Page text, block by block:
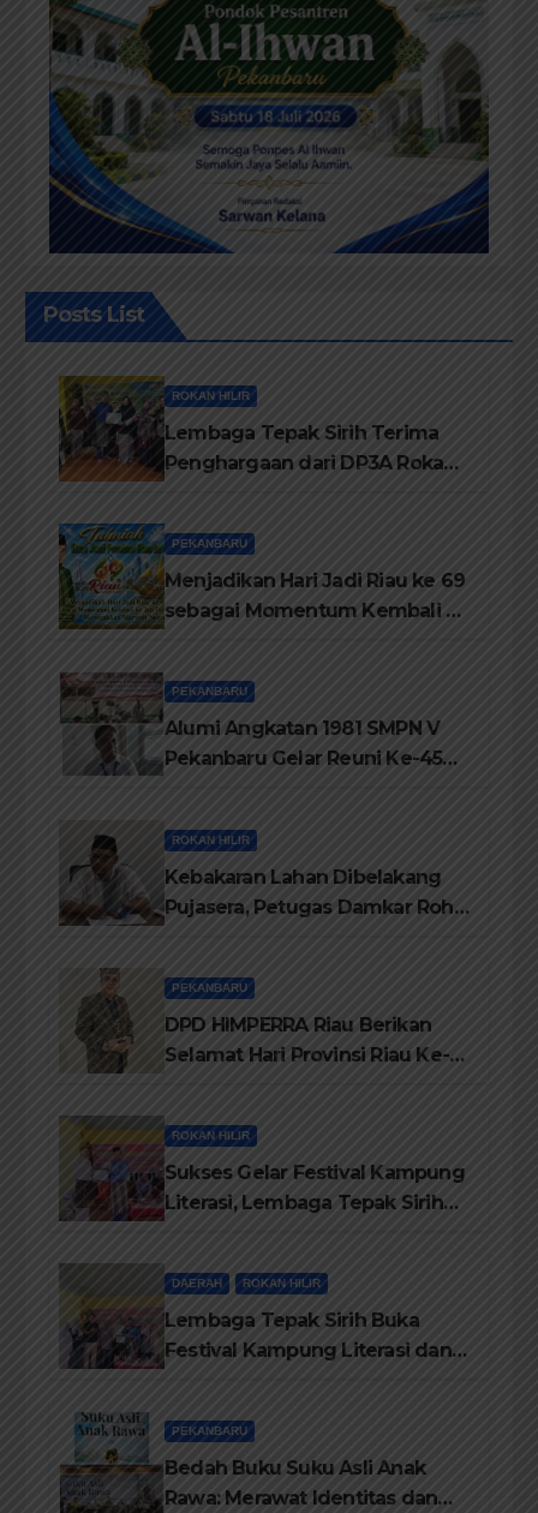
Posts List
ROKAN HILIR
Lembaga Tepak Sirih Terima
Penghargaan dari DP3A Rokan
PEKANBARU
Menjadikan Hari Jadi Riau ke 69
sebagai Momentum Kembali ke
PEKANBARU
Alumi Angkatan 1981 SMPN V
Pekanbaru Gelar Reuni Ke-45
ROKAN HILIR
Kebakaran Lahan Dibelakang
Pujasera, Petugas Damkar Rohil
PEKANBARU
DPD HIMPERRA Riau Berikan
Selamat Hari Provinsi Riau Ke-
ROKAN HILIR
Sukses Gelar Festival Kampung
Literasi, Lembaga Tepak Sirih
DAERAH ROKAN HILIR
Lembaga Tepak Sirih Buka
Festival Kampung Literasi dan
PEKANBARU
Bedah Buku Suku Asli Anak
Rawa: Merawat Identitas dan